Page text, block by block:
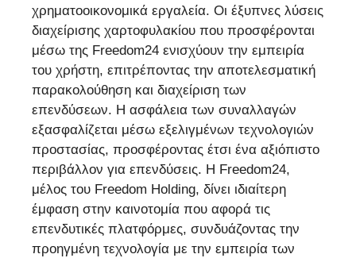
χρηματοοικονομικά εργαλεία. Οι έξυπνες λύσεις
διαχείρισης χαρτοφυλακίου που προσφέρονται
μέσω της Freedom24 ενισχύουν την εμπειρία
του χρήστη, επιτρέποντας την αποτελεσματική
παρακολούθηση και διαχείριση των
επενδύσεων. Η ασφάλεια των συναλλαγών
εξασφαλίζεται μέσω εξελιγμένων τεχνολογιών
προστασίας, προσφέροντας έτσι ένα αξιόπιστο
περιβάλλον για επενδύσεις. Η Freedom24,
μέλος του Freedom Holding, δίνει ιδιαίτερη
έμφαση στην καινοτομία που αφορά τις
επενδυτικές πλατφόρμες, συνδυάζοντας την
προηγμένη τεχνολογία με την εμπειρία των